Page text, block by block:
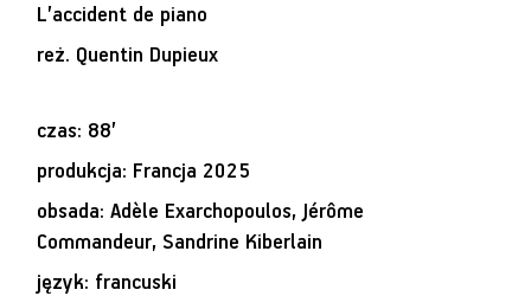
L’accident de piano
reż. Quentin Dupieux
czas: 88’
produkcja: Francja 2025
obsada: Adèle Exarchopoulos, Jérôme
Commandeur, Sandrine Kiberlain
język: francuski